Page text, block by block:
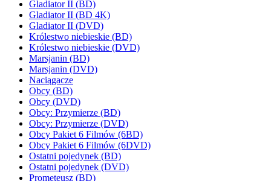
Gladiator II (BD)
Gladiator II (BD 4K)
Gladiator II (DVD)
Królestwo niebieskie (BD)
Królestwo niebieskie (DVD)
Marsjanin (BD)
Marsjanin (DVD)
Naciągacze
Obcy (BD)
Obcy (DVD)
Obcy: Przymierze (BD)
Obcy: Przymierze (DVD)
Obcy Pakiet 6 Filmów (6BD)
Obcy Pakiet 6 Filmów (6DVD)
Ostatni pojedynek (BD)
Ostatni pojedynek (DVD)
Prometeusz (BD)